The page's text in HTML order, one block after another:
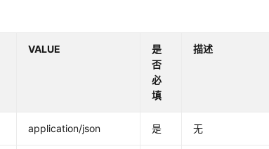
VALUE
是
否
必
填
描述
application/json 是 无